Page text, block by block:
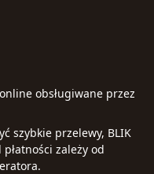
obsługiwane przez
szybkie przelewy, BLIK
zależy od